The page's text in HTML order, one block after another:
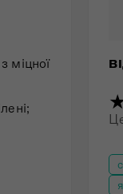
міцної